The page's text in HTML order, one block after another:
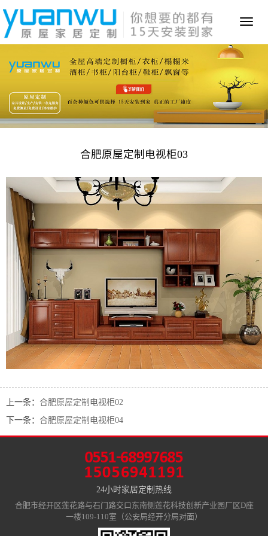
Toggle
合肥原屋定制电视柜03
上一条： 合肥原屋定制电视柜02
下一条： 合肥原屋定制电视柜04
24小时家居定制热线
合肥市经开区莲花路与石门路交口东南侧莲花科技创新产业园厂区D座
一楼109-110室（公安局经开分局对面）